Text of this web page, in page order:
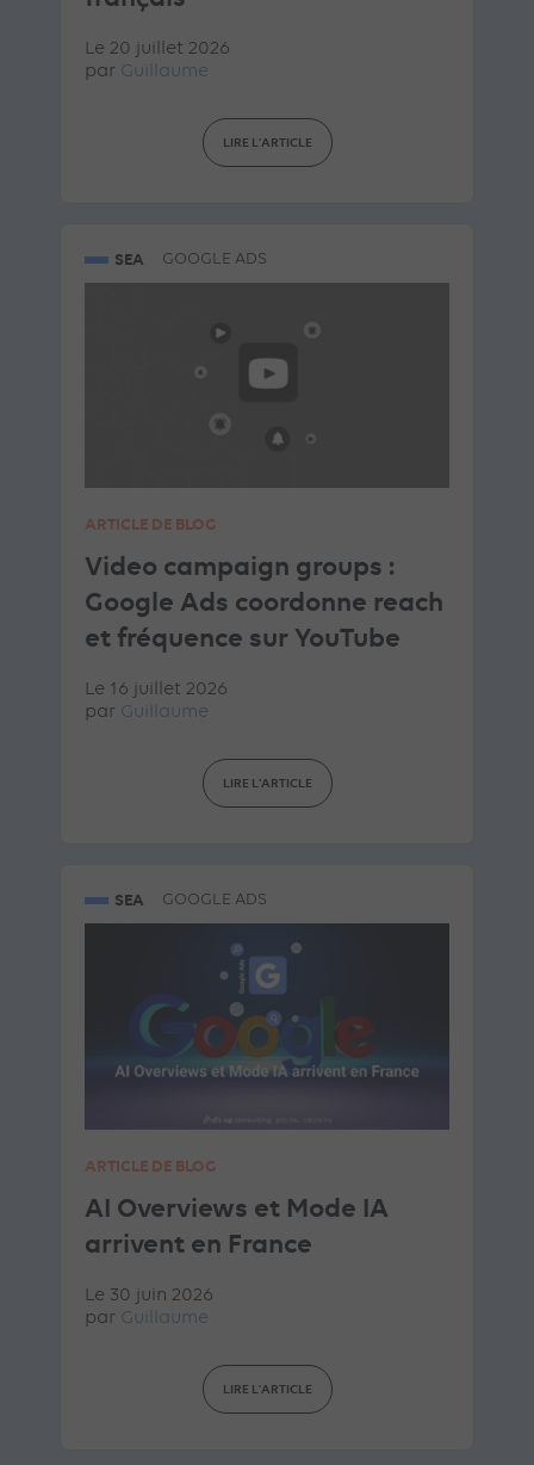
Le 20 juillet 2026
par Guillaume
LIRE L'ARTICLE
SEA GOOGLE ADS
ARTICLE DE BLOG
Video campaign groups :
Google Ads coordonne reach
et fréquence sur YouTube
Le 16 juillet 2026
par Guillaume
LIRE L'ARTICLE
SEA GOOGLE ADS
ARTICLE DE BLOG
AI Overviews et Mode IA
arrivent en France
Le 30 juin 2026
par Guillaume
LIRE L'ARTICLE